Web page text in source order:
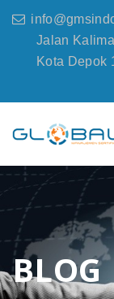
Jalan
Kota Depok
BLOG